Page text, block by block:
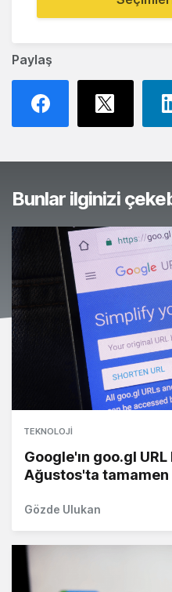
Paylaş
Bunlar ilginizi
TEKNOLOJI
Google'ın goo.gl
Ağustos'ta tamamen
Gözde Ulukan